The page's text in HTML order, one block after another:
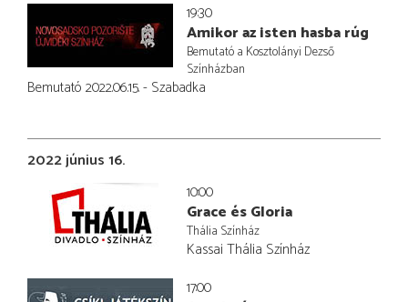
19:30
Amikor az isten hasba rúg
Bemutató a Kosztolányi Dezső
Színházban
Bemutató 2022.06.15. - Szabadka
2022 június 16.
10:00
Grace és Gloria
Thália Színház
Kassai Thália Színház
17:00